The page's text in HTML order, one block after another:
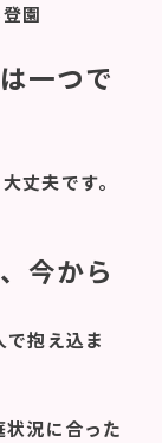
園
一つで
丈夫です。
今から
で抱え込ま
況に合った